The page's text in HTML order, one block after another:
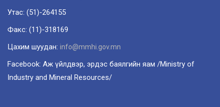
Утас: (51)-264155
Факс: (11)-318169
Цахим шуудан: info@mmhi.gov.mn
Facebook: Аж үйлдвэр, эрдэс баялгийн яам /Ministry of
Industry and Mineral Resources/